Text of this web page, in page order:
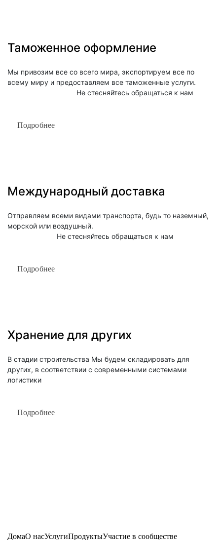
Таможенное оформление
Мы привозим все со всего мира, экспортируем все по
всему миру и предоставляем все таможенные услуги.
                                   Не стесняйтесь обращаться к нам
Подробнее
Международный доставка
Отправляем всеми видами транспорта, будь то наземный,
морской или воздушный.
                         Не стесняйтесь обращаться к нам
Подробнее
Хранение для других
В стадии строительства Мы будем складировать для
других, в соответствии с современными системами
логистики
Подробнее
ДомаО насУслугиПродуктыУчастие в сообществе